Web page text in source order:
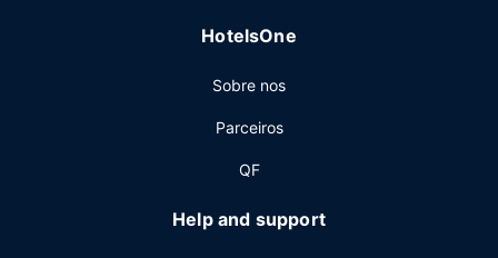
HotelsOne
Sobre nos
Parceiros
QF
Help and support